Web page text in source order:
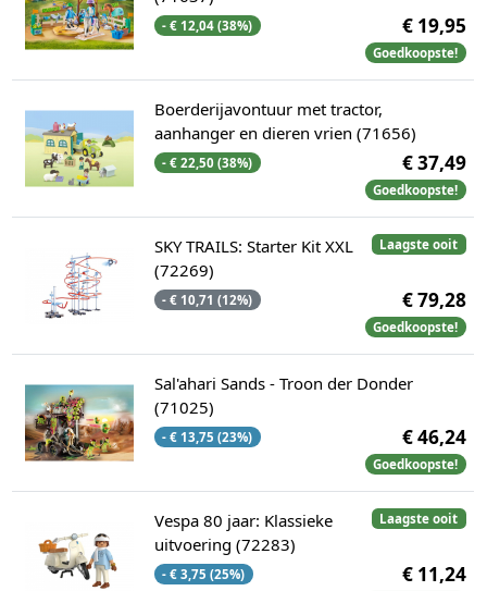
- € 12,04 (38%) € 19,95
Goedkoopste!
Boerderijavontuur met tractor,
aanhanger en dieren vrien (71656)
- € 22,50 (38%) € 37,49
Goedkoopste!
Laagste ooit
SKY TRAILS: Starter Kit XXL
(72269)
- € 10,71 (12%) € 79,28
Goedkoopste!
Sal'ahari Sands - Troon der Donder
(71025)
- € 13,75 (23%) € 46,24
Goedkoopste!
Laagste ooit
Vespa 80 jaar: Klassieke
uitvoering (72283)
- € 3,75 (25%) € 11,24